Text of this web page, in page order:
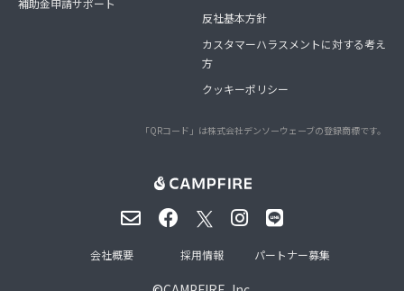
補助金申請サポート
反社基本方針
カスタマーハラスメントに対する考え
方
クッキーポリシー
「QRコード」は株式会社デンソーウェーブの登録商標です。
会社概要 採用情報 パートナー募集